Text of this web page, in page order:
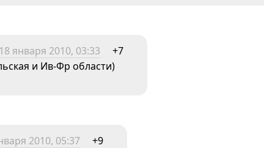
18 января 2010, 03:33
+7
и Ив-Фр области)
2010, 05:37
+9